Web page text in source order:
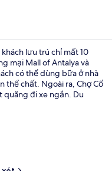
lưu trú chỉ mất 10
mại Mall of Antalya và
có thể dùng bữa ở nhà
thể chất. Ngoài ra, Chợ Cổ
quãng đi xe ngắn. Du